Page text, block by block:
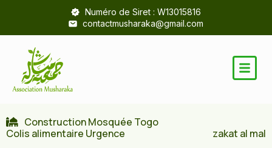
Numéro de Siret : W13015816
contactmusharaka@gmail.com
Construction Mosquée Togo
Colis alimentaire Urgence
zakat al mal